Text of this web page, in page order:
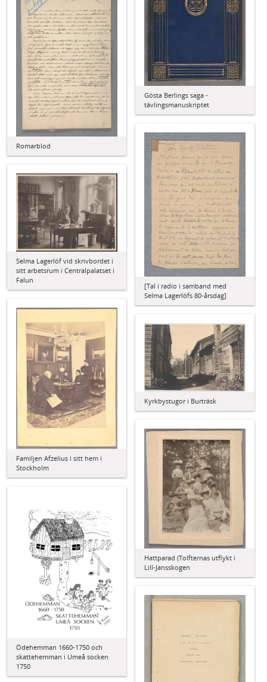
Gösta Berlings saga -
tävlingsmanuskriptet
Romarblod
[Tal i radio i samband med
Selma Lagerlöfs 80-årsdag]
Selma Lagerlöf vid skrivbordet i
sitt arbetsrum i Centralpalatset i
Falun
Familjen Afzelius i sitt hem i
Stockholm
Kyrkbystugor i Burträsk
Hattparad (Tolfternas utflykt i
Lill-Jansskogen
Ödehemman 1660-1750 och
skattehemman i Umeå socken
1750